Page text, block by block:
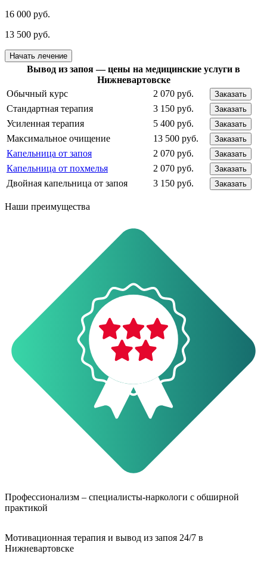
16 000 руб.
13 500 руб.
Начать лечение
Вывод из запоя — цены на медицинские услуги в
Нижневартовске
Обычный курс
2 070 руб. Заказать
Стандартная терапия 3 150 руб. Заказать
Усиленная терапия 5 400 руб. Заказать
Максимальное очищение 13 500 руб. Заказать
Капельница от запоя 2 070 руб. Заказать
Капельница от похмелья 2 070 руб. Заказать
Двойная капельница от запоя 3 150 руб. Заказать
Наши преимущества
Профессионализм – специалисты-наркологи с обширной
практикой
Мотивационная терапия и вывод из запоя 24/7 в
Нижневартовске